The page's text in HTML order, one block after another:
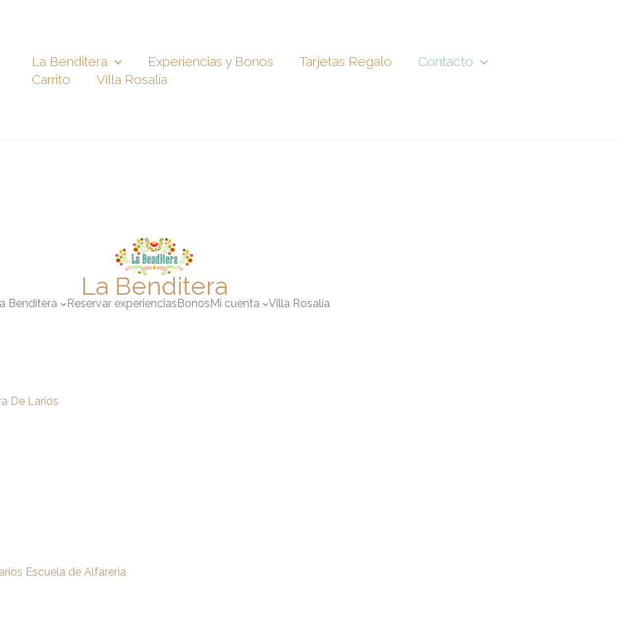
La Benditera Experiencias y Bonos Tarjetas Regalo
Contacto
Carrito
Villa Rosalía
La Benditera
Benditera Reservar experienciasBonosMi cuenta Villa Rosalía
De Larios
Escuela de Alfarería